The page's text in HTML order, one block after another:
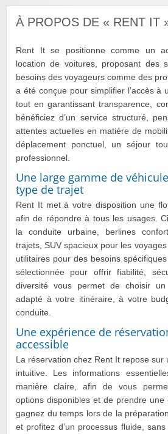
À PROPOS DE « RENT IT
Rent It se positionne comme un
location de voitures, proposant des
besoins des voyageurs comme des
a été conçue pour simplifier l’accès à
tout en garantissant transparence,
bénéficiez d’un service structuré,
attentes actuelles en matière de
déplacement ponctuel, un séjour
professionnel.
Une large gamme de
type de trajet
Rent It met à votre disposition une
afin de répondre à tous les usages.
la conduite urbaine, berlines
trajets, SUV spacieux pour les
utilitaires pour des besoins
sélectionnée pour offrir fiabilité,
diversité vous permet de choisir un
adapté à votre itinéraire, à votre
conduite.
Une expérience de
accessible
La réservation chez Rent It repose sur
intuitive. Les informations
manière claire, afin de vous
options disponibles et de prendre une
gagnez du temps lors de la
et profitez d’un processus fluide,